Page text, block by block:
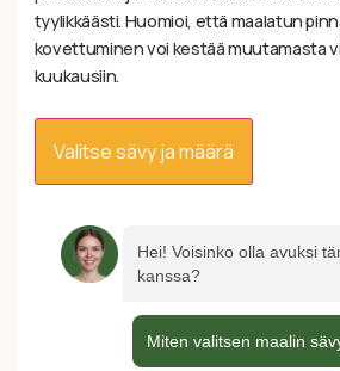
tyylikkäästi. Huomioi, että maalatun
kovettuminen voi kestää muutamasta
kuukausiin.
Valitse sävy ja määrä